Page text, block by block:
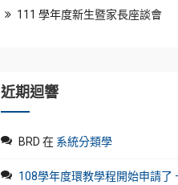
111 學年度新生暨家長座談會
近期迴響
BRD 在 系統分類學
108學年度環教學程開始申請了